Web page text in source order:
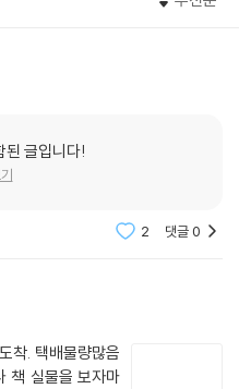
된 글입니다!
2 댓글0
착. 택배물량많음
책 실물을 보자마